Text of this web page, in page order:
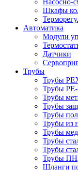
Шкафы
Автоматика
Модули
Датчики
Трубы
Трубы
Трубы
Трубы
Трубы
Трубы
Трубы из
Трубы
Трубы
Трубы
Трубы
Шланги